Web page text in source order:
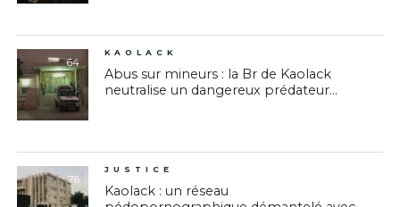
64
KAOLACK
Abus sur mineurs : la Br de Kaolack
neutralise un dangereux prédateur...
76
JUSTICE
Kaolack : un réseau